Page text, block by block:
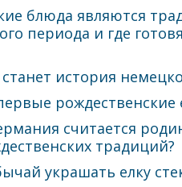
блюда являются
периода и где
история
рождественские
считается
традиций?
украшать елку